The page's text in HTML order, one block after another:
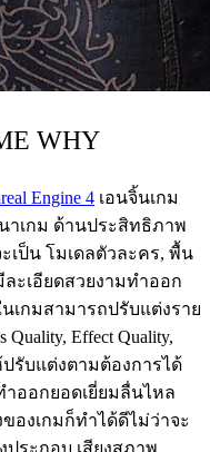
WHY
Engine 4 เอนจิ้นเกม
เกม ด้านประสิทธิภาพ
เป็น โมเดลตัวละคร, พื้น
ละเอียดสวยงามทำออก
เกมสามารถปรับแต่งราย
Quality, Effect Quality,
ปรับแต่งตามต้องการได้
ออกยอดเยี่ยมลื่นไหล
องเกมก็ทำได้ดีไม่ว่าจะ